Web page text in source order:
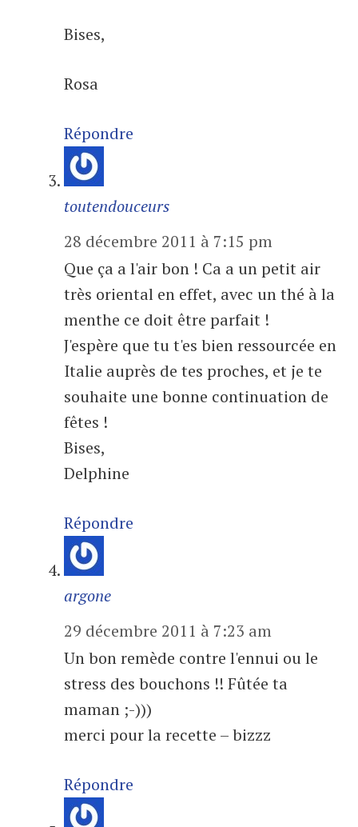
Bises,
Rosa
Répondre
toutendouceurs
28 décembre 2011 à 7:15 pm
Que ça a l'air bon ! Ca a un petit air
très oriental en effet, avec un thé à la
menthe ce doit être parfait !
J'espère que tu t'es bien ressourcée en
Italie auprès de tes proches, et je te
souhaite une bonne continuation de
fêtes !
Bises,
Delphine
Répondre
argone
29 décembre 2011 à 7:23 am
Un bon remède contre l'ennui ou le
stress des bouchons !! Fûtée ta
maman ;-)))
merci pour la recette – bizzz
Répondre